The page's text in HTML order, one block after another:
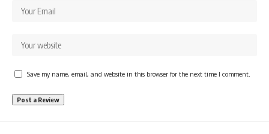
Save my name, email, and website in this browser for the next time I comment.